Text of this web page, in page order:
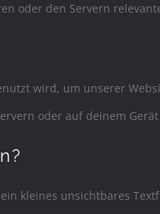
oder den Servern
wird, um unserer
oder auf deinem
kleines unsichtbares